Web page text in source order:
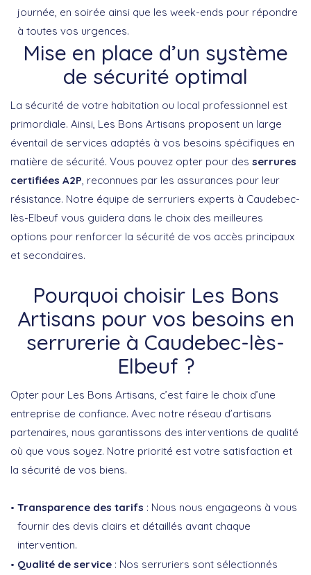
journée, en soirée ainsi que les week-ends pour répondre
à toutes vos urgences.
Mise en place d’un système
de sécurité optimal
La sécurité de votre habitation ou local professionnel est
primordiale. Ainsi, Les Bons Artisans proposent un large
éventail de services adaptés à vos besoins spécifiques en
matière de sécurité. Vous pouvez opter pour des serrures
certifiées A2P , reconnues par les assurances pour leur
résistance. Notre équipe de serruriers experts à Caudebec-
lès-Elbeuf vous guidera dans le choix des meilleures
options pour renforcer la sécurité de vos accès principaux
et secondaires.
Pourquoi choisir Les Bons
Artisans pour vos besoins en
serrurerie à Caudebec-lès-
Elbeuf ?
Opter pour Les Bons Artisans, c’est faire le choix d’une
entreprise de confiance. Avec notre réseau d’artisans
partenaires, nous garantissons des interventions de qualité
où que vous soyez. Notre priorité est votre satisfaction et
la sécurité de vos biens.
Transparence des tarifs : Nous nous engageons à vous
fournir des devis clairs et détaillés avant chaque
intervention.
Qualité de service : Nos serruriers sont sélectionnés